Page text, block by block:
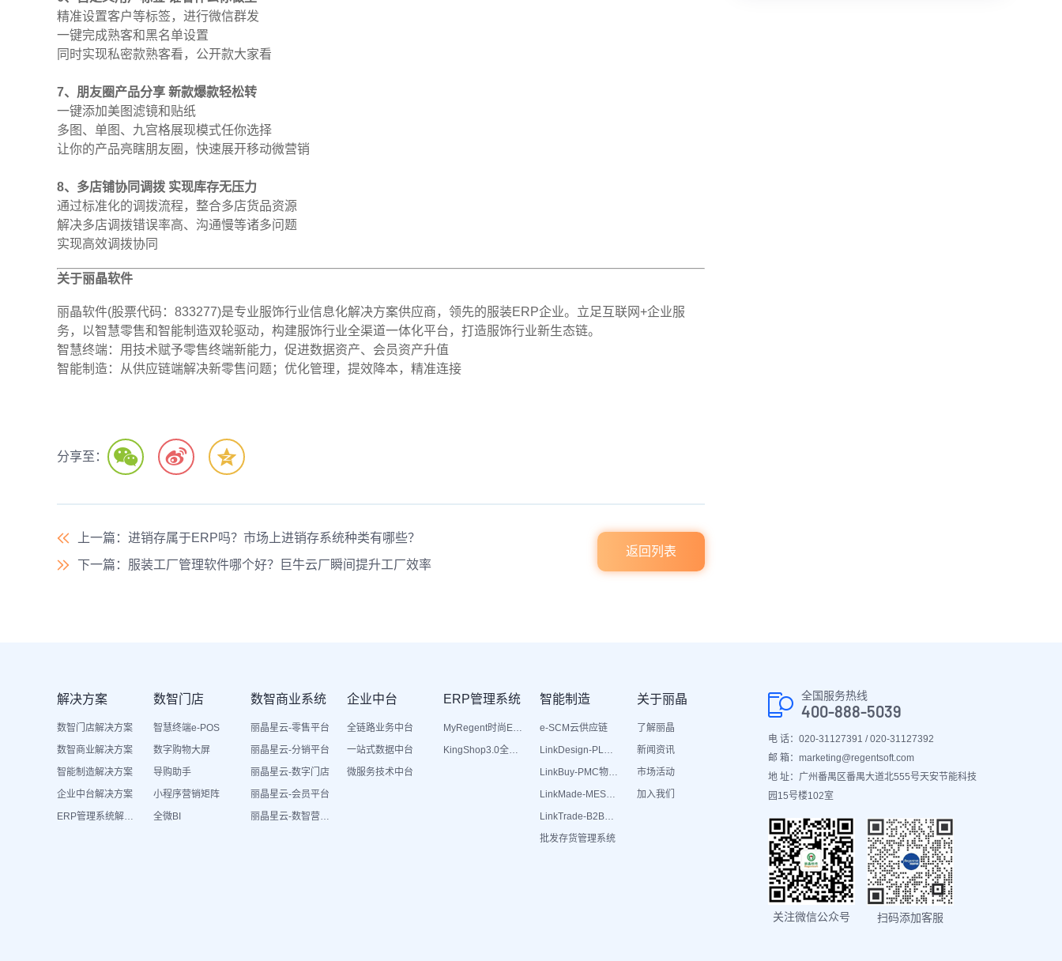
精准设置客户等标签，进行微信群发
一键完成熟客和黑名单设置
同时实现私密款熟客看，公开款大家看
7、朋友圈产品分享 新款爆款轻松转
一键添加美图滤镜和贴纸
多图、单图、九宫格展现模式任你选择
让你的产品亮瞎朋友圈，快速展开移动微营销
8、多店铺协同调拨 实现库存无压力
通过标准化的调拨流程，整合多店货品资源
解决多店调拨错误率高、沟通慢等诸多问题
实现高效调拨协同
关于丽晶软件
丽晶软件(股票代码：833277)是专业服饰行业信息化解决方案供应商，领先的服装ERP企业。立足互联网+企业服
务，以智慧零售和智能制造双轮驱动，构建服饰行业全渠道一体化平台，打造服饰行业新生态链。
智慧终端：用技术赋予零售终端新能力，促进数据资产、会员资产升值
智能制造：从供应链端解决新零售问题；优化管理，提效降本，精准连接
分享至：
上一篇 ：进销存属于ERP吗？市场上进销存系统种类有哪些？
下一篇 ：服装工厂管理软件哪个好？巨牛云厂瞬间提升工厂效率
返回列表
解决方案
数智门店解决方案
数智商业解决方案
智能制造解决方案
企业中台解决方案
ERP管理系统解决方案
数智门店
智慧终端e-POS
数字购物大屏
导购助手
小程序营销矩阵
全微BI
数智商业系统
丽晶星云-零售平台
丽晶星云-分销平台
丽晶星云-数字门店
丽晶星云-会员平台
丽晶星云-数智营销活动
企业中台
全链路业务中台
一站式数据中台
微服务技术中台
ERP管理系统
MyRegent时尚ERP
KingShop3.0全渠道电商ERP
智能制造
e-SCM云供应链
LinkDesign-PLM设计研发
LinkBuy-PMC物料管理
LinkMade-MES生产管理
LinkTrade-B2B内部订货系统
批发存货管理系统
关于丽晶
了解丽晶
新闻资讯
市场活动
加入我们
全国服务热线
400-888-5039
电 话：020-31127391 / 020-31127392
邮 箱：marketing@regentsoft.com
地 址：广州番禺区番禺大道北555号天安节能科技
园15号楼102室
关注微信公众号 扫码添加客服